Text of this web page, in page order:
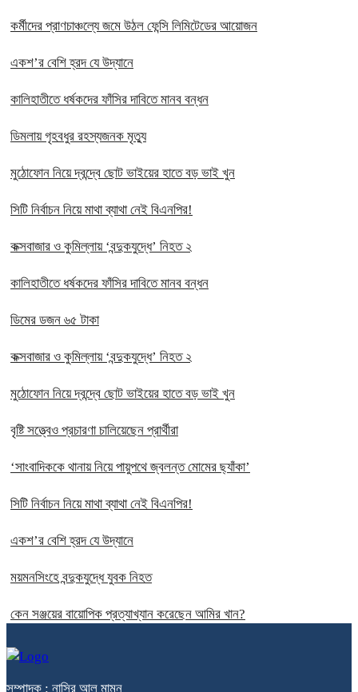
কর্মীদের প্রাণচাঞ্চল্যে জমে উঠল ফেন্সি লিমিটেডের আয়োজন
একশ’র বেশি হ্রদ যে উদ্যানে
কালিহাতীতে ধর্ষকদের ফাঁসির দাবিতে মানব বন্ধন
ডিমলায় গৃহবধুর রহস্যজনক মৃত্যু
মুঠোফোন নিয়ে দ্বন্দ্বে ছোট ভাইয়ের হাতে বড় ভাই খুন
সিটি নির্বাচন নিয়ে মাথা ব্যাথা নেই বিএনপির!
কক্সবাজার ও কুমিল্লায় ‘বন্দুকযুদ্ধে’ নিহত ২
কালিহাতীতে ধর্ষকদের ফাঁসির দাবিতে মানব বন্ধন
ডিমের ডজন ৬৫ টাকা
কক্সবাজার ও কুমিল্লায় ‘বন্দুকযুদ্ধে’ নিহত ২
মুঠোফোন নিয়ে দ্বন্দ্বে ছোট ভাইয়ের হাতে বড় ভাই খুন
বৃষ্টি সত্ত্বেও প্রচারণা চালিয়েছেন প্রার্থীরা
‘সাংবাদিককে থানায় নিয়ে পায়ুপথে জ্বলন্ত মোমের ছ্যাঁকা’
সিটি নির্বাচন নিয়ে মাথা ব্যাথা নেই বিএনপির!
একশ’র বেশি হ্রদ যে উদ্যানে
ময়মনসিংহে বন্দুকযুদ্ধে যুবক নিহত
কেন সঞ্জয়ের বায়োপিক প্রত্যাখ্যান করেছেন আমির খান?
সম্পাদক : নাসির আল মামুন